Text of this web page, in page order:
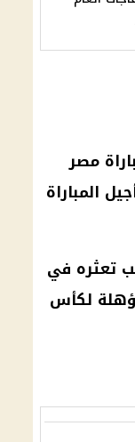
مصر
المباراة
تعثره في
لكأس